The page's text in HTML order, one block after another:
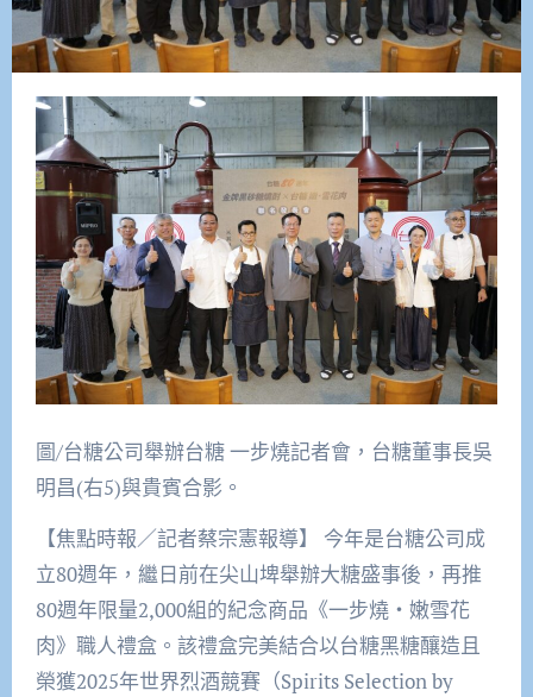
圖/台糖公司舉辦台糖 一步燒記者會，台糖董事長吳
明昌(右5)與貴賓合影。
【焦點時報／記者蔡宗憲報導】 今年是台糖公司成
立80週年，繼日前在尖山埤舉辦大糖盛事後，再推
80週年限量2,000組的紀念商品《一步燒・嫩雪花
肉》職人禮盒。該禮盒完美結合以台糖黑糖釀造且
榮獲2025年世界烈酒競賽（Spirits Selection by